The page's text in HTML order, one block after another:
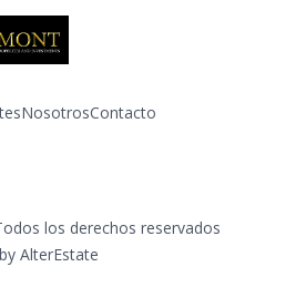
NosotrosContacto
los derechos reservados
AlterEstate